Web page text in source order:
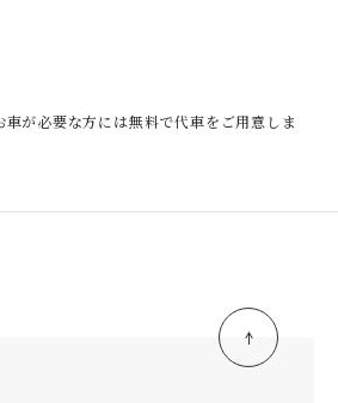
車が必要な方には無料で代車をご用意しま